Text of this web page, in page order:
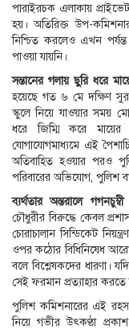
পারাইরচক এলাকায়
হয়। অতিরিক্ত উপ-
নিশ্চিত করলেও এখন
পাওয়া যায়নি।
সন্তানের গলায় ছুরি ধরে
হয়েছে গত ৬ মে দক্ষিণ
স্কুলে নিয়ে যাওয়ার সময়
ধরে জিম্মি করে মায়ের
যোগাযোগমাধ্যমে এই
অতিবাহিত হওয়ার পরও
পরিবারের অভিযোগ, পুলিশ
ব্যর্থতার অন্তরালে
চৌধুরীর বিরুদ্ধে কেবল
চোরাচালান সিন্ডিকেট
ওপর কঠোর বিধিনিষেধ
বলে বিশ্লেষকদের ধারণা।
সেই ফরমান প্রত্যাহার করতে
পুলিশ কমিশনারের এই
নিয়ে গভীর উৎকণ্ঠা